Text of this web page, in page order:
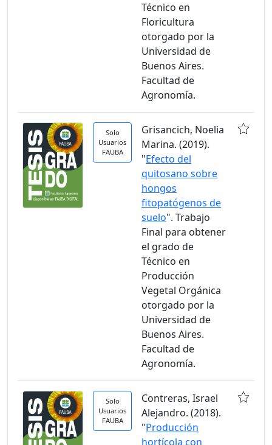
Técnico en
Floricultura
otorgado por la
Universidad de
Buenos Aires.
Facultad de
Agronomía.
Solo
Usuarios
FAUBA
Grisancich, Noelia
Marina. (2019).
"Efecto del
quitosano sobre
hongos
fitopatógenos de
suelo". Trabajo
Final para obtener
el grado de
Técnico en
Producción
Vegetal Orgánica
otorgado por la
Universidad de
Buenos Aires.
Facultad de
Agronomía.
Solo
Usuarios
FAUBA
Contreras, Israel
Alejandro. (2018).
"Producción
hortícola con